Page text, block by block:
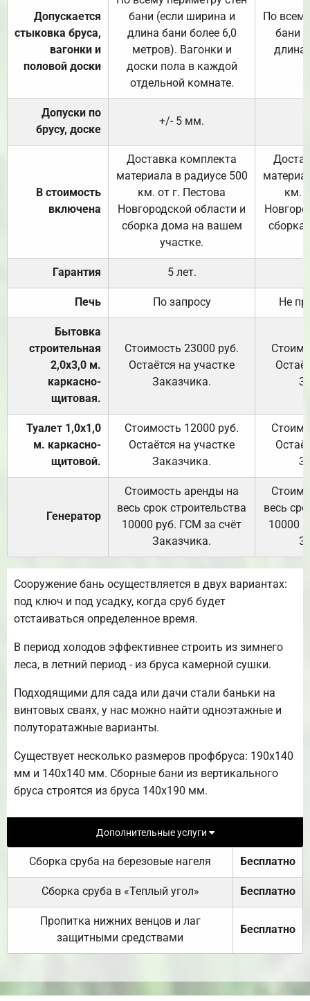
Допускается
стыковка бруса,
вагонки и
половой доски
бани (если ширина и
длина бани более 6,0
метров). Вагонки и
доски пола в каждой
отдельной комнате.
По
бани
длина
Допуски по
брусу, доске
+/- 5 мм.
В стоимость
включена
Доставка комплекта
материала в радиусе 500
км. от г. Пестова
Новгородской области и
сборка дома на вашем
участке.
км.
Гарантия 5 лет.
Печь По запросу Не
Бытовка
строительная
2,0х3,0 м.
каркасно-
щитовая.
Стоимость 23000 руб.
Остаётся на участке
Заказчика.
Туалет 1,0х1,0
м. каркасно-
щитовой.
Стоимость 12000 руб.
Остаётся на участке
Заказчика.
Генератор
Стоимость аренды на
весь срок строительства
10000 руб. ГСМ за счёт
Заказчика.
весь
10000
Сооружение бань осуществляется в двух вариантах:
под ключ и под усадку, когда сруб будет
отстаиваться определенное время.
В период холодов эффективнее строить из зимнего
леса, в летний период - из бруса камерной сушки.
Подходящими для сада или дачи стали баньки на
винтовых сваях, у нас можно найти одноэтажные и
полуторатажные варианты.
Существует несколько размеров профбруса: 190х140
мм и 140х140 мм. Сборные бани из вертикального
бруса строятся из бруса 140х190 мм.
Дополнительные услуги
Сборка сруба на березовые нагеля Бесплатно
Сборка сруба в «Теплый угол» Бесплатно
Пропитка нижних венцов и лаг
защитными средствами
Бесплатно